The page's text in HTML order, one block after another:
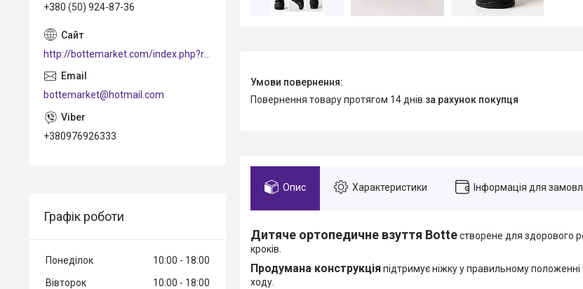
повернення товару протягом 14 днів за рахунок покупця
Опис Характеристики Інформація для
Дитяче ортопедичне взуття Botteстворене для здорового
кроків.
Продумана конструкціяпідтримує ніжку у правильному
ходу.
+380 (50) 924-87-36
bottemarket@hotmail.com
+380976926333
Графік роботи
Понеділок 10:00
18:00
Вівторок
10:00
18:00